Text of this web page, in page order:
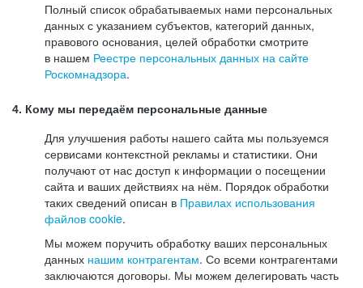
Полный список обрабатываемых нами персональных
данных с указанием субъектов, категорий данных,
правового основания, целей обработки смотрите
в нашем Реестре персональных данных на сайте
Роскомнадзора.
4. Кому мы передаём персональные данные
Для улучшения работы нашего сайта мы пользуемся
сервисами контекстной рекламы и статистики. Они
получают от нас доступ к информации о посещении
сайта и ваших действиях на нём. Порядок обработки
таких сведений описан в Правилах использования
файлов cookie.
Мы можем поручить обработку ваших персональных
данных нашим контрагентам. Со всеми контрагентами
заключаются договоры. Мы можем делегировать часть